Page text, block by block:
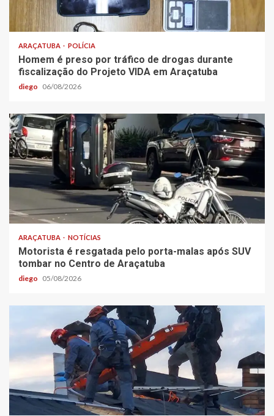
ARAÇATUBA POLÍCIA
Homem é preso por tráfico de drogas durante
fiscalização do Projeto VIDA em Araçatuba
diego 06/08/2026
ARAÇATUBA NOTÍCIAS
Motorista é resgatada pelo porta-malas após SUV
tombar no Centro de Araçatuba
diego 05/08/2026